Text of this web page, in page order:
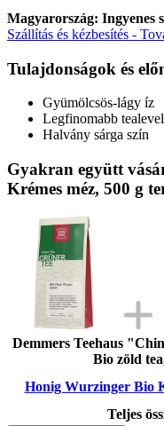
Magyarország: Ingyenes
Szállítás és kézbesítés -
Tulajdonságok és
Gyümölcsös-lágy íz
Legfinomabb
Halvány sárga szín
Gyakran együtt
Krémes méz, 500 g
Demmers Teehaus
Bio zöld
Honig Wurzinger Bio
Teljes